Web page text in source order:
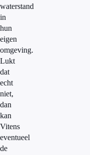
waterstand
in
hun
eigen
omgeving.
Lukt
dat
echt
niet,
dan
kan
Vitens
eventueel
de